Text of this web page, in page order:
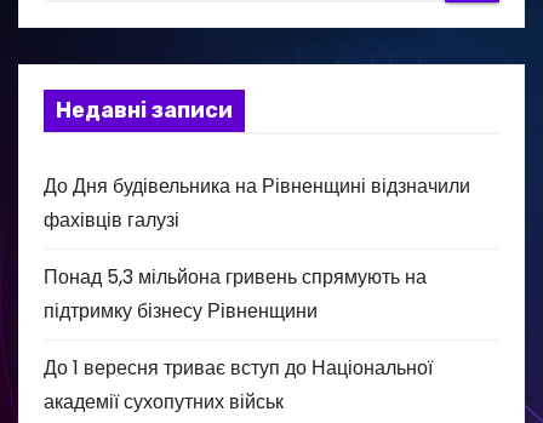
Недавні записи
До Дня будівельника на Рівненщині відзначили
фахівців галузі
Понад 5,3 мільйона гривень спрямують на
підтримку бізнесу Рівненщини
До 1 вересня триває вступ до Національної
академії сухопутних військ